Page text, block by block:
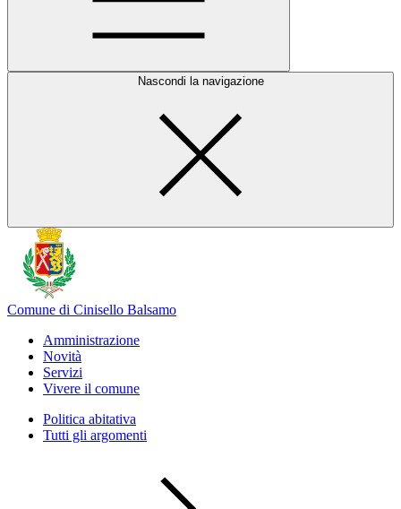
Nascondi la navigazione
Comune di Cinisello Balsamo
Amministrazione
Novità
Servizi
Vivere il comune
Politica abitativa
Tutti gli argomenti